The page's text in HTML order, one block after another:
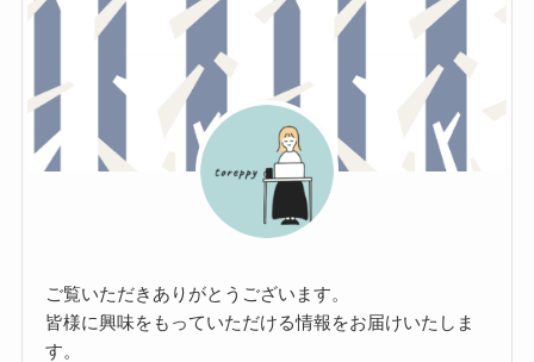
ご覧いただきありがとうございます。
皆様に興味をもっていただける情報をお届けいたしま
す。